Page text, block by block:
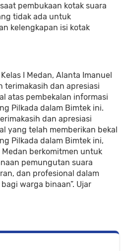
pembukaan kotak suara
tidak ada untuk
kelengkapan isi kotak
I Medan, Alanta Imanuel
terimakasih dan apresiasi
atas pembekalan informasi
Pilkada dalam Bimtek ini.
dan apresiasi
yang telah memberikan bekal
Pilkada dalam Bimtek ini,
berkomitmen untuk
pemungutan suara
dan profesional dalam
warga binaan”. Ujar